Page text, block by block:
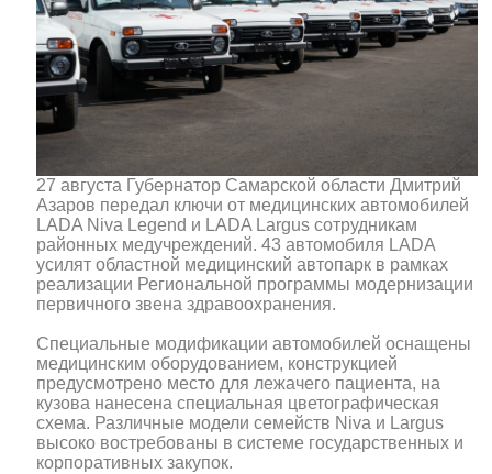
27 августа Губернатор Самарской области Дмитрий
Азаров передал ключи от медицинских автомобилей
LADA Niva Legend и LADA Largus сотрудникам
районных медучреждений. 43 автомобиля LADA
усилят областной медицинский автопарк в рамках
реализации Региональной программы модернизации
первичного звена здравоохранения.
Специальные модификации автомобилей оснащены
медицинским оборудованием, конструкцией
предусмотрено место для лежачего пациента, на
кузова нанесена специальная цветографическая
схема. Различные модели семейств Niva и Largus
высоко востребованы в системе государственных и
корпоративных закупок.